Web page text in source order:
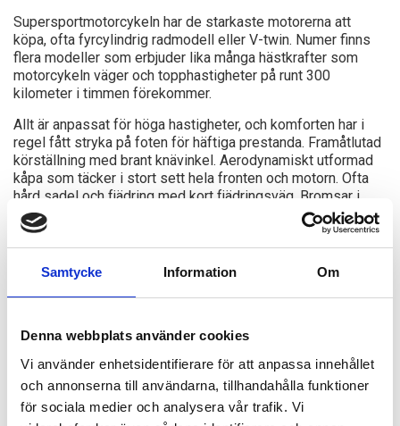
Samtycke Information Om
Denna webbplats använder cookies
Vi använder enhetsidentifierare för att anpassa innehållet
och annonserna till användarna, tillhandahålla funktioner
för sociala medier och analysera vår trafik. Vi
Supersportmotorcykeln har de starkaste motorerna att
köpa, ofta fyrcylindrig radmodell eller V-twin. Numer finns
flera modeller som erbjuder lika många hästkrafter som
motorcykeln väger och topphastigheter på runt 300
kilometer i timmen förekommer.
Allt är anpassat för höga hastigheter, och komforten har i
regel fått stryka på foten för häftiga prestanda. Framåtlutad
körställning med brant knävinkel. Aerodynamiskt utformad
kåpa som täcker i stort sett hela fronten och motorn. Ofta
hård sadel och fjädring med kort fjädringsväg. Bromsar i
hästväg med resurser som räcker och blir över för de flesta.
Precis som alla motorcyklar ska även dessa hanteras
extremt varsamt, men här krävs extra gott omdöme och
respekt för maskinen. Allt är möjligt, men inte särskilt
bekväm för transportmedel längre sträckor. Men i gengäld
en avlyst bana.
Dagens super sportcyklar har sin konstruktionbas i rena
racers. Kraven på lätt vikt, exakt återkoppling och fysisk
nära kontakt med fordonet är viktigast. Det faktum att
supersportcyklar också används i stor utsträckning för